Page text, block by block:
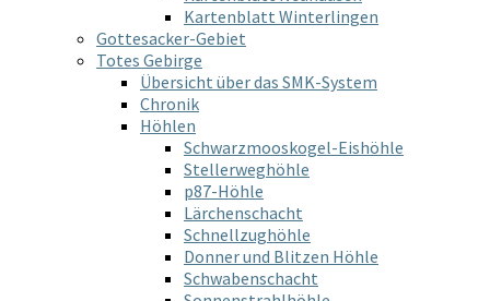
Kartenblatt Winterlingen
Gottesacker-Gebiet
Totes Gebirge
Übersicht über das SMK-System
Chronik
Höhlen
Schwarzmooskogel-Eishöhle
Stellerweghöhle
p87-Höhle
Lärchenschacht
Schnellzughöhle
Donner und Blitzen Höhle
Schwabenschacht